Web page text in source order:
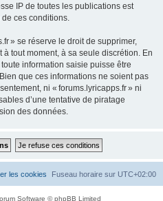
IP de toutes les publications est
ces conditions.
» se réserve le droit de supprimer,
tout moment, à sa seule discrétion. En
information saisie puisse être
que ces informations ne soient pas
ni « forums.lyricapps.fr » ni
d’une tentative de piratage
des données.
Fuseau horaire sur UTC+02:00
les cookies
Software © phpBB Limited